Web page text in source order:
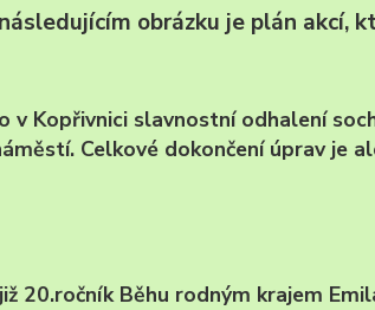
obrázku je plán akcí,
v Kopřivnici slavnostní odhalení
Celkové dokončení úprav je
20.ročník Běhu rodným krajem